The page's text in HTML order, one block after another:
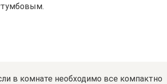
в комнате необходимо все компактно